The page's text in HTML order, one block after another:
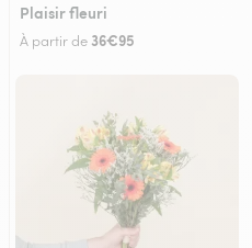
Plaisir fleuri
À partir de 36€95